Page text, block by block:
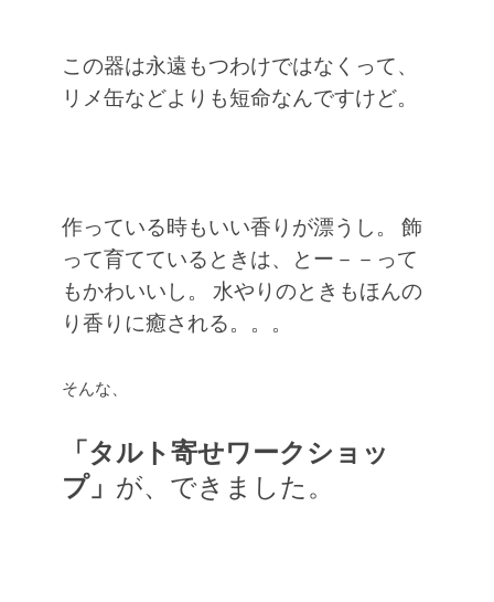
この器は永遠もつわけではなくって、
リメ缶などよりも短命なんですけど。
作っている時もいい香りが漂うし。
飾
って育てているときは、とー－－って
もかわいいし。
水やりのときもほんの
り香りに癒される。。。
そんな、
「タルト寄せワークショッ
プ」 が、できました。